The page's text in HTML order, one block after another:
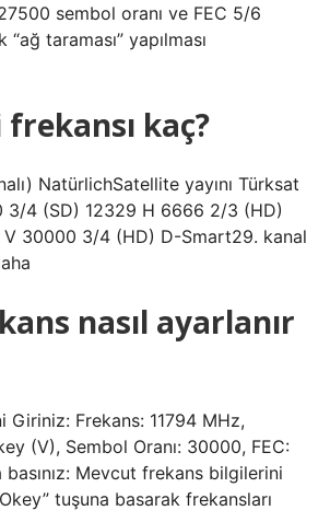
sembol oranı ve FEC 5/6
taraması” yapılması
frekansı kaç?
NatürlichSatellite yayını Türksat
3/4 (SD) 12329 H 6666 2/3 (HD)
V 30000 3/4 (HD) D-Smart29. kanal
nasıl ayarlanır
Giriniz: Frekans: 11794 MHz,
(V), Sembol Oranı: 30000, FEC:
Mevcut frekans bilgilerini
tuşuna basarak frekansları